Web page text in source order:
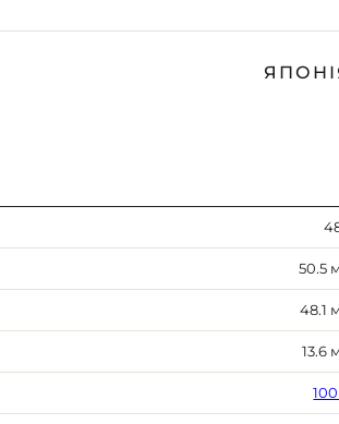
50.5
48.1
13.6